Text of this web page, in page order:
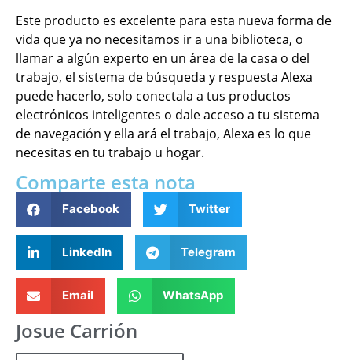
Este producto es excelente para esta nueva forma de
vida que ya no necesitamos ir a una biblioteca, o
llamar a algún experto en un área de la casa o del
trabajo, el sistema de búsqueda y respuesta Alexa
puede hacerlo, solo conectala a tus productos
electrónicos inteligentes o dale acceso a tu sistema
de navegación y ella ará el trabajo, Alexa es lo que
necesitas en tu trabajo u hogar.
Comparte esta nota
Facebook Twitter
LinkedIn Telegram
Email WhatsApp
Josue Carrión